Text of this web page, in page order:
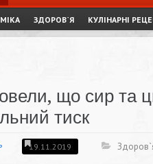
ЗДОРОВ`Я КУЛІНАРНІ
що сир та
тиск
19.11.2019